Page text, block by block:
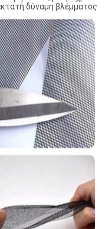
δύναμη βλέμματος